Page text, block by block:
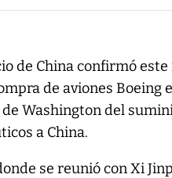
de China confirmó
de aviones Boeing
Washington del
a China.
se reunió con Xi